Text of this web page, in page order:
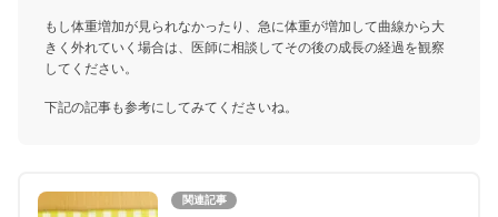
もし体重増加が見られなかったり、急に体重が増加して曲線から大
きく外れていく場合は、医師に相談してその後の成長の経過を観察
してください。
下記の記事も参考にしてみてくださいね。
関連記事